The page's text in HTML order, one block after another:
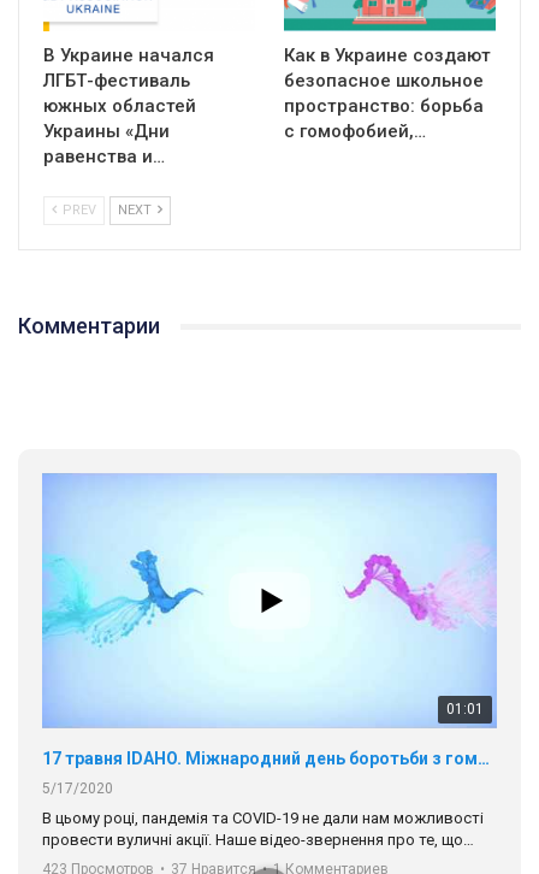
В Украине начался
ЛГБТ-фестиваль
южных областей
Украины «Дни
равенства и…
Как в Украине создают
безопасное школьное
пространство: борьба
с гомофобией,…
PREV NEXT
Комментарии
01:01
17 травня IDAHO. Міжнародний день боротьби з гомофобією трансфобією і біфобія.
5/17/2020
В цьому році, пандемія та COVІD-19 не дали нам можливості
провести вуличні акції. Наше відео-звернення про те, що
навіть коли ми у різних містах та не можемо зустрінеться, ми
423 Просмотров • 37 Нравится • 1 Комментариев